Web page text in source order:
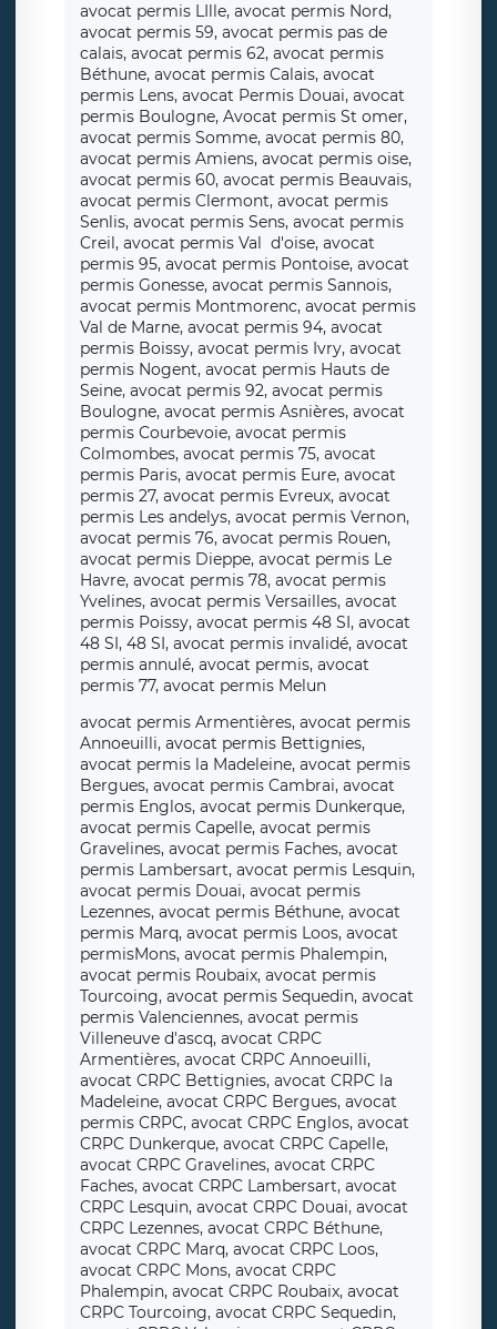
avocat permis LIlle, avocat permis Nord,
avocat permis 59, avocat permis pas de
calais, avocat permis 62, avocat permis
Béthune, avocat permis Calais, avocat
permis Lens, avocat Permis Douai, avocat
permis Boulogne, Avocat permis St omer,
avocat permis Somme, avocat permis 80,
avocat permis Amiens, avocat permis oise,
avocat permis 60, avocat permis Beauvais,
avocat permis Clermont, avocat permis
Senlis, avocat permis Sens, avocat permis
Creil, avocat permis Val d'oise, avocat
permis 95, avocat permis Pontoise, avocat
permis Gonesse, avocat permis Sannois,
avocat permis Montmorenc, avocat permis
Val de Marne, avocat permis 94, avocat
permis Boissy, avocat permis Ivry, avocat
permis Nogent, avocat permis Hauts de
Seine, avocat permis 92, avocat permis
Boulogne, avocat permis Asnières, avocat
permis Courbevoie, avocat permis
Colmombes, avocat permis 75, avocat
permis Paris, avocat permis Eure, avocat
permis 27, avocat permis Evreux, avocat
permis Les andelys, avocat permis Vernon,
avocat permis 76, avocat permis Rouen,
avocat permis Dieppe, avocat permis Le
Havre, avocat permis 78, avocat permis
Yvelines, avocat permis Versailles, avocat
permis Poissy, avocat permis 48 SI, avocat
48 SI, 48 SI, avocat permis invalidé, avocat
permis annulé, avocat permis, avocat
permis 77, avocat permis Melun
avocat permis Armentières, avocat permis
Annoeuilli, avocat permis Bettignies,
avocat permis la Madeleine, avocat permis
Bergues, avocat permis Cambrai, avocat
permis Englos, avocat permis Dunkerque,
avocat permis Capelle, avocat permis
Gravelines, avocat permis Faches, avocat
permis Lambersart, avocat permis Lesquin,
avocat permis Douai, avocat permis
Lezennes, avocat permis Béthune, avocat
permis Marq, avocat permis Loos, avocat
permisMons, avocat permis Phalempin,
avocat permis Roubaix, avocat permis
Tourcoing, avocat permis Sequedin, avocat
permis Valenciennes, avocat permis
Villeneuve d'ascq, avocat CRPC
Armentières, avocat CRPC Annoeuilli,
avocat CRPC Bettignies, avocat CRPC la
Madeleine, avocat CRPC Bergues, avocat
permis CRPC, avocat CRPC Englos, avocat
CRPC Dunkerque, avocat CRPC Capelle,
avocat CRPC Gravelines, avocat CRPC
Faches, avocat CRPC Lambersart, avocat
CRPC Lesquin, avocat CRPC Douai, avocat
CRPC Lezennes, avocat CRPC Béthune,
avocat CRPC Marq, avocat CRPC Loos,
avocat CRPC Mons, avocat CRPC
Phalempin, avocat CRPC Roubaix, avocat
CRPC Tourcoing, avocat CRPC Sequedin,